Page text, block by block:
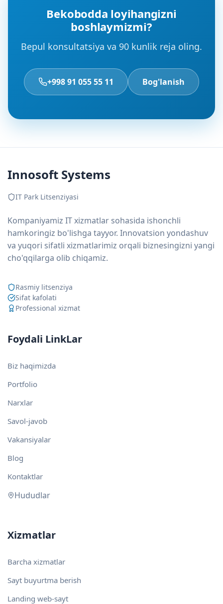
Bekobodda loyihangizni
boshlaymizmi?
Bepul konsultatsiya va 90 kunlik reja oling.
+998 91 055 55 11 Bog'lanish
Innosoft Systems
IT Park Litsenziyasi
Kompaniyamiz IT xizmatlar sohasida ishonchli
hamkoringiz bo'lishga tayyor. Innovatsion yondashuv
va yuqori sifatli xizmatlarimiz orqali biznesingizni yangi
cho'qqilarga olib chiqamiz.
Rasmiy litsenziya
Sifat kafolati
Professional xizmat
Foydali LinkLar
Biz haqimizda
Portfolio
Narxlar
Savol-javob
Vakansiyalar
Blog
Kontaktlar
Hududlar
Xizmatlar
Barcha xizmatlar
Sayt buyurtma berish
Landing web-sayt